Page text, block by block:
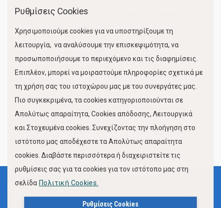
Κίνηση Λιμένος
FOLLOW US
Όροι Χρήσης
Πολιτική Προστασίας Προσωπικών Δεδομένων
Ρυθμίσεις Cookies
Χρησιμοποιούμε cookies για να υποστηρίξουμε τη
λειτουργία, να αναλύσουμε την επισκεψιμότητα, να
προσωποποιήσουμε το περιεχόμενο και τις διαφημίσεις.
Επιπλέον, μπορεί να μοιραστούμε πληροφορίες σχετικά με
τη χρήση σας του ιστοχώρου μας με του συνεργάτες μας.
Πιο συγκεκριμένα, τα cookies κατηγοριοποιούνται σε
Απολύτως απαραίτητα, Cookies απόδοσης, Λειτουργικά
και Στοχευμένα cookies. Συνεχίζοντας την πλοήγηση στο
ιστότοπο μας αποδέχεστε τα Απολύτως απαραίτητα
cookies. Διαβάστε περισσότερα ή διαχειριστείτε τις
ρυθμίσεις σας για τα cookies για τον ιστότοπο μας στη
σελίδα Πολιτική Cookies.
Ρυθμίσεις Cookies